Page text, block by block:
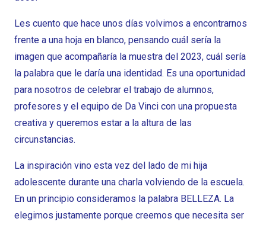
Les cuento que hace unos días volvimos a encontrarnos
frente a una hoja en blanco, pensando cuál sería la
imagen que acompañaría la muestra del 2023, cuál sería
la palabra que le daría una identidad. Es una oportunidad
para nosotros de celebrar el trabajo de alumnos,
profesores y el equipo de Da Vinci con una propuesta
creativa y queremos estar a la altura de las
circunstancias.
La inspiración vino esta vez del lado de mi hija
adolescente durante una charla volviendo de la escuela.
En un principio consideramos la palabra BELLEZA. La
elegimos justamente porque creemos que necesita ser